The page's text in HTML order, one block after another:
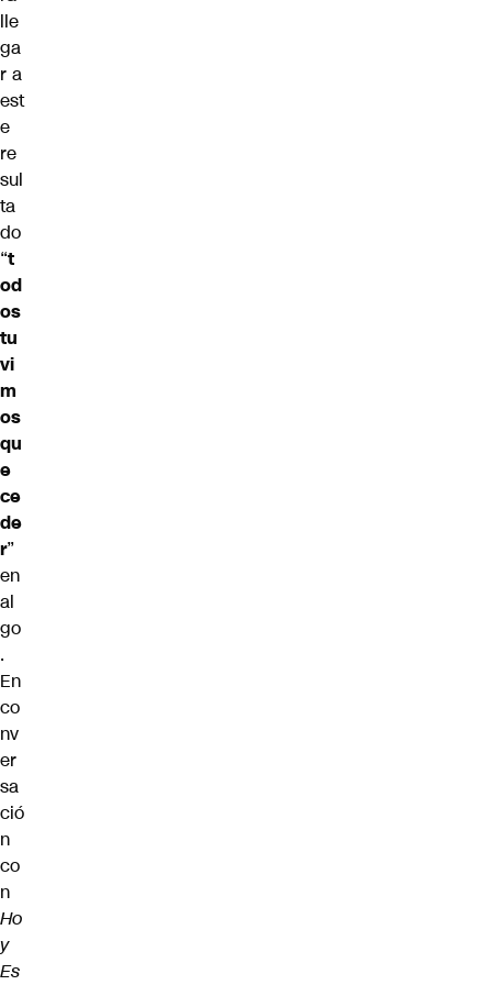
lle
ga
r a
est
e
re
sul
ta
do
“t
od
os
tu
vi
m
os
qu
e
ce
de
r”
en
al
go
.
En
co
nv
er
sa
ció
n
co
n
Ho
y
Es